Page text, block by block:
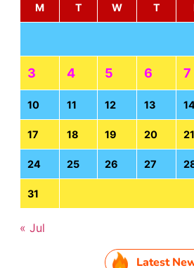
M
T W T
3 4 5 6 7
10 11 12 13
17 18 19 20 21
24 25 26 27
31
« Jul
Latest